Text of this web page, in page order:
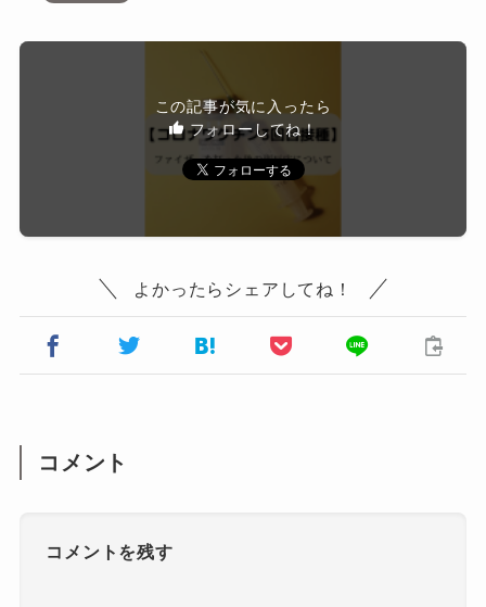
この記事が気に入ったら
フォローしてね！
よかったらシェアしてね！
コメント
コメントを残す